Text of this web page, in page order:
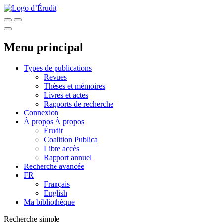
Menu principal
Types de publications
Revues
Thèses et mémoires
Livres et actes
Rapports de recherche
Connexion
À propos À propos
Érudit
Coalition Publica
Libre accès
Rapport annuel
Recherche avancée
FR
Français
English
Ma bibliothèque
Recherche simple